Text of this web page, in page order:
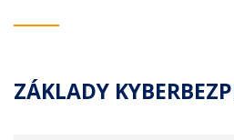
ZÁKLADY